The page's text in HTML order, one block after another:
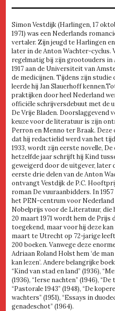
Simon Vestdijk (Harlingen, 17
1971) was een Nederlands
vertaler. Zijn jeugd te Harlingen
later in de Anton Wachter-cyclus.
regelmatig bij zijn grootouders in
1917 aan de Universiteit van
de medicijnen. Tijdens zijn studie
leerde hij Jan Slauerhoff
praktijken door heel Nederland
officiële schrijversdebuut met de
De Vrije Bladen. Doorslaggevend
keuze voor de literatuur is zijn
Perron en Menno ter Braak.
dat hij redactielid werd van het
1933, wordt zijn eerste novelle,
hetzelfde jaar schrijft hij Kind
geweigerd door de uitgever, later
eerste drie delen van de Anton
ontvangt Vestdijk de P.C.
roman De vuuraanbidders. In
het PEN-centrum voor
Nobelprijs voor de Literatuur, die
20 maart 1971 wordt hem de
toegekend, maar voor hij deze
maart te Utrecht op 72-jarige
200 boeken. Vanwege deze
Adriaan Roland Holst hem ‘de
kan lezen’. Andere belangrijke
“Kind van stad en land” (1936),
(1936), “Ierse nachten” (1946),
“Pastorale 1943” (1948), “De
wachters” (1951), “Essays in
genadeschot” (1964).